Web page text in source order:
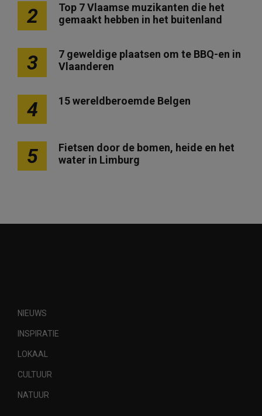
2
Top 7 Vlaamse muzikanten die het
gemaakt hebben in het buitenland
3
7 geweldige plaatsen om te BBQ-en in
Vlaanderen
4 15 wereldberoemde Belgen
5
Fietsen door de bomen, heide en het
water in Limburg
NIEUWS
INSPIRATIE
LOKAAL
CULTUUR
NATUUR